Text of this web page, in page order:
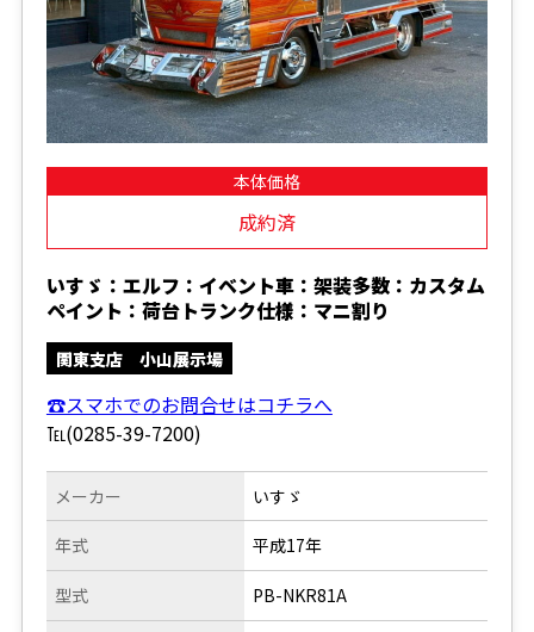
本体価格
成約済
いすゞ：エルフ：イベント車：架装多数：カスタム
ペイント：荷台トランク仕様：マニ割り
関東支店 小山展示場
☎スマホでのお問合せはコチラへ
℡(0285-39-7200)
メーカー
年式
型式
いすゞ
平成17年
PB-NKR81A